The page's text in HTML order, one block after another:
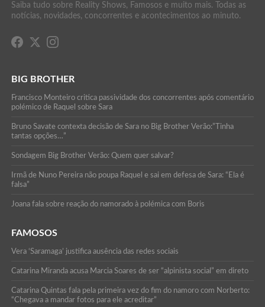
Saiba tudo sobre Reality Shows, Famosos e muito mais. Todas as
notícias, novidades, concorrentes e acontecimentos ao minuto.
BIG BROTHER
Francisco Monteiro critica passividade dos concorrentes após comentário
polémico de Raquel sobre Sara
Bruno Savate contexta decisão de Sara no Big Brother Verão:”Tinha
tantas opções…”
Sondagem Big Brother Verão: Quem quer salvar?
Irmã de Nuno Pereira não poupa Raquel e sai em defesa de Sara: “Ela é
falsa”
Joana fala sobre reação do namorado à polémica com Boris
FAMOSOS
Vera ‘Saramaga’ justifica ausência das redes sociais
Catarina Miranda acusa Marcia Soares de ser “alpinista social” em direto
Catarina Quintas fala pela primeira vez do fim do namoro com Norberto:
“Chegava a mandar fotos para ele acreditar”